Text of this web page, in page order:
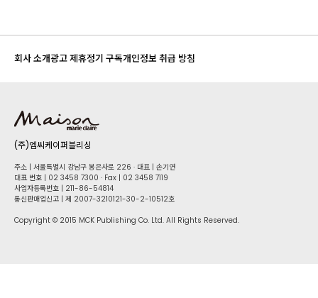
회사 소개광고 제휴정기 구독개인정보 취급 방침
(주)엠씨케이퍼블리싱
주소 | 서울특별시 강남구 봉은사로 226 · 대표 | 손기연
대표 번호 | 02 34​58 7300 · Fax | 02 34​58 7119
사업자등록번호 | 211-86-5​4814
통신판매업신고 | 제 2007-3210121-30-2-10512호
Copyright © 2015 MCK Publishing Co. Ltd. All Rights Reserved.